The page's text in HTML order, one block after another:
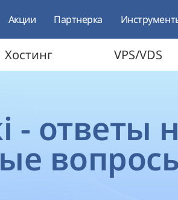
Акции Партнерка
Хостинг VPS/VDS
- ответы